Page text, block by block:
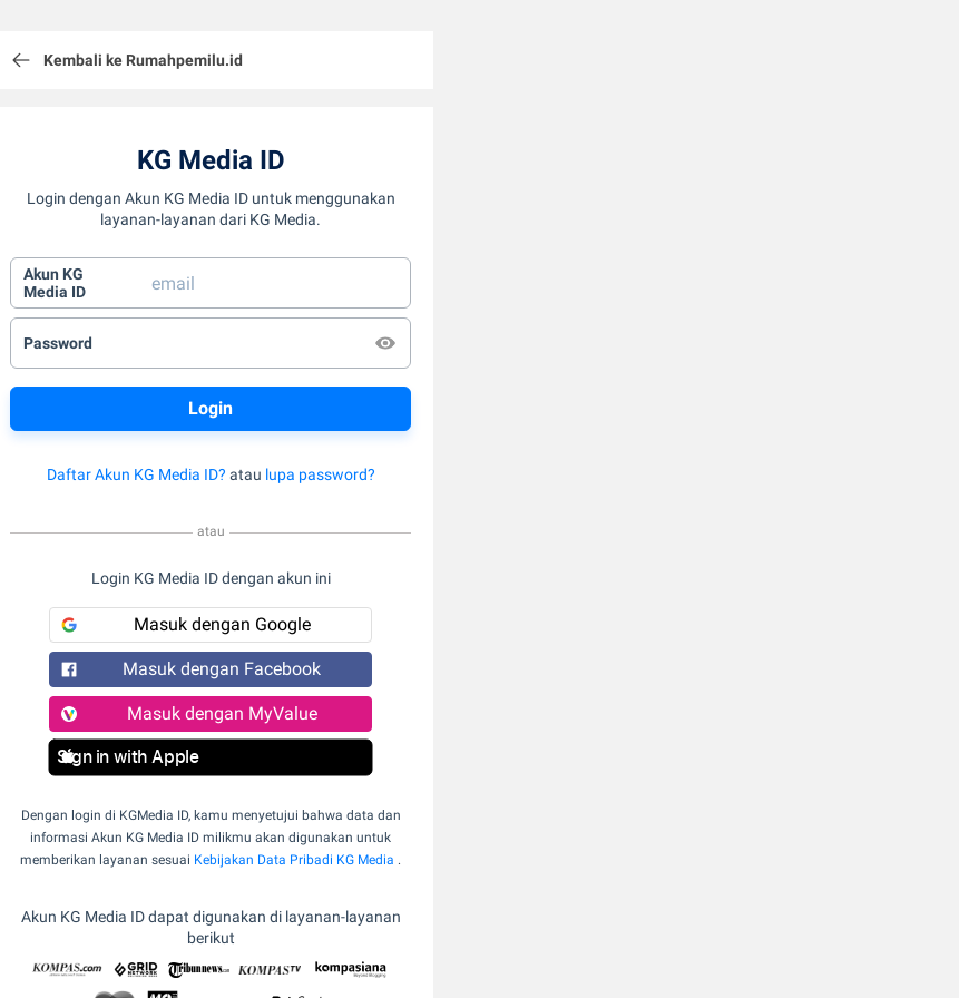
Kembali ke Rumahpemilu.id
KG Media ID
Login dengan Akun KG Media ID untuk menggunakan
layanan-layanan dari KG Media.
Akun KG
Media ID
Password
Daftar Akun KG Media ID? atau lupa password?
atau
Login KG Media ID dengan akun ini
Masuk dengan Google
Masuk dengan Facebook
Masuk dengan MyValue
Sign in with Apple
Dengan login di KGMedia ID, kamu menyetujui bahwa data dan
informasi Akun KG Media ID milikmu akan digunakan untuk
memberikan layanan sesuai Kebijakan Data Pribadi KG Media .
Akun KG Media ID dapat digunakan di layanan-layanan
berikut